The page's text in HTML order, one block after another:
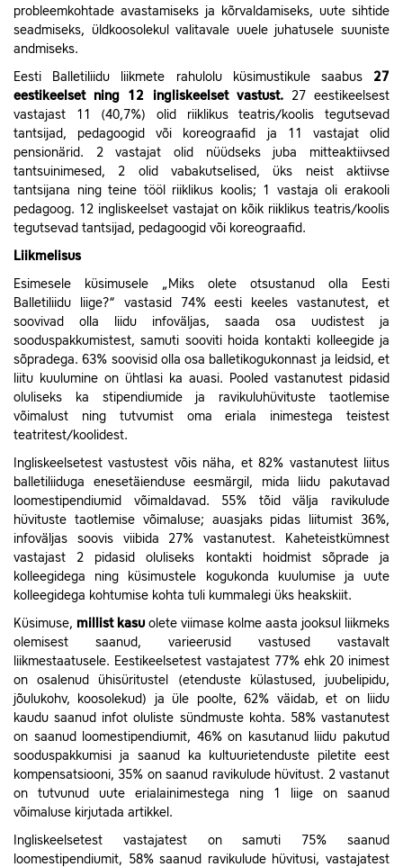
probleemkohtade avastamiseks ja kõrvaldamiseks, uute sihtide
seadmiseks, üldkoosolekul valitavale uuele juhatusele suuniste
andmiseks.
Eesti Balletiliidu liikmete rahulolu küsimustikule saabus 27
eestikeelset ning 12 ingliskeelset vastust. 27 eestikeelsest
vastajast 11 (40,7%) olid riiklikus teatris/koolis tegutsevad
tantsijad, pedagoogid või koreograafid ja 11 vastajat olid
pensionärid. 2 vastajat olid nüüdseks juba mitteaktiivsed
tantsuinimesed, 2 olid vabakutselised, üks neist aktiivse
tantsijana ning teine tööl riiklikus koolis; 1 vastaja oli erakooli
pedagoog. 12 ingliskeelset vastajat on kõik riiklikus teatris/koolis
tegutsevad tantsijad, pedagoogid või koreograafid.
Liikmelisus
Esimesele küsimusele „Miks olete otsustanud olla Eesti
Balletiliidu liige?“ vastasid 74% eesti keeles vastanutest, et
soovivad olla liidu infoväljas, saada osa uudistest ja
sooduspakkumistest, samuti sooviti hoida kontakti kolleegide ja
sõpradega. 63% soovisid olla osa balletikogukonnast ja leidsid, et
liitu kuulumine on ühtlasi ka auasi. Pooled vastanutest pidasid
oluliseks ka stipendiumide ja ravikuluhüvituste taotlemise
võimalust ning tutvumist oma eriala inimestega teistest
teatritest/koolidest.
Ingliskeelsetest vastustest võis näha, et 82% vastanutest liitus
balletiliiduga enesetäienduse eesmärgil, mida liidu pakutavad
loomestipendiumid võimaldavad. 55% tõid välja ravikulude
hüvituste taotlemise võimaluse; auasjaks pidas liitumist 36%,
infoväljas soovis viibida 27% vastanutest. Kaheteistkümnest
vastajast 2 pidasid oluliseks kontakti hoidmist sõprade ja
kolleegidega ning küsimustele kogukonda kuulumise ja uute
kolleegidega kohtumise kohta tuli kummalegi üks heakskiit.
Küsimuse, millist kasu olete viimase kolme aasta jooksul liikmeks
olemisest saanud, varieerusid vastused vastavalt
liikmestaatusele. Eestikeelsetest vastajatest 77% ehk 20 inimest
on osalenud ühisüritustel (etenduste külastused, juubelipidu,
jõulukohv, koosolekud) ja üle poolte, 62% väidab, et on liidu
kaudu saanud infot oluliste sündmuste kohta. 58% vastanutest
on saanud loomestipendiumit, 46% on kasutanud liidu pakutud
sooduspakkumisi ja saanud ka kultuurietenduste piletite eest
kompensatsiooni, 35% on saanud ravikulude hüvitust. 2 vastanut
on tutvunud uute erialainimestega ning 1 liige on saanud
võimaluse kirjutada artikkel.
Ingliskeelsetest vastajatest on samuti 75% saanud
loomestipendiumit, 58% saanud ravikulude hüvitusi, vastajatest